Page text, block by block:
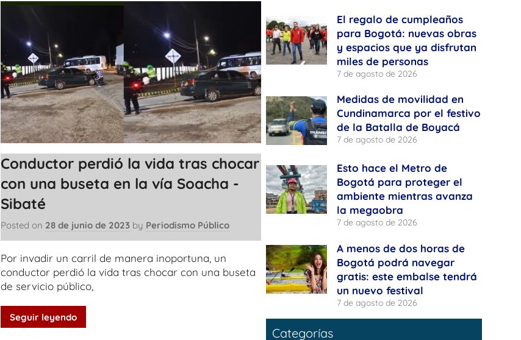
Conductor perdió la vida tras chocar
con una buseta en la vía Soacha -
Sibaté
Posted on 28 de junio de 2023 by Periodismo Público
Por invadir un carril de manera inoportuna, un
conductor perdió la vida tras chocar con una buseta
de servicio público,
Seguir leyendo
El regalo de cumpleaños
para Bogotá: nuevas obras
y espacios que ya disfrutan
miles de personas
7 de agosto de 2026
Medidas de movilidad en
Cundinamarca por el festivo
de la Batalla de Boyacá
7 de agosto de 2026
Esto hace el Metro de
Bogotá para proteger el
ambiente mientras avanza
la megaobra
7 de agosto de 2026
A menos de dos horas de
Bogotá podrá navegar
gratis: este embalse tendrá
un nuevo festival
7 de agosto de 2026
Categorías